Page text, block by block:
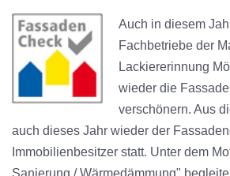
Auch in diesem
Fachbetriebe der
Lackiererinnung
wieder die
verschönern. Aus
auch dieses Jahr wieder der
Immobilienbesitzer statt. Unter dem
Sanierung / Wärmedämmung"